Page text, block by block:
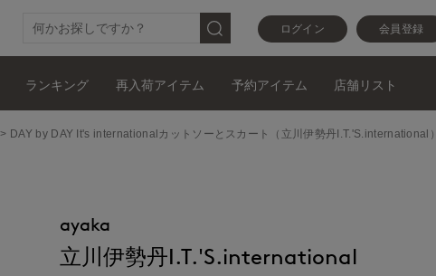
ログイン 会員登録
ランキング 再入荷アイテム 予約アイテム 店舗リスト
DAY by DAY It's internationalカットソーとスカート（立川伊勢丹I.T.'S.international）
ayaka
立川伊勢丹I.T.'S.international